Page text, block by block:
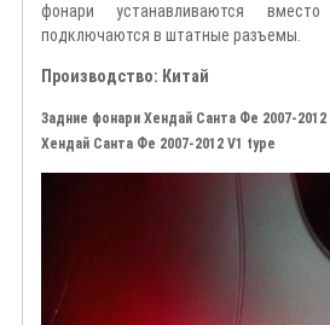
фонари устанавливаются
подключаются в штатные разъемы.
Производство: Китай
Задние фонари Хендай Санта Фе 2007-
Хендай Санта Фе 2007-2012 V1 type